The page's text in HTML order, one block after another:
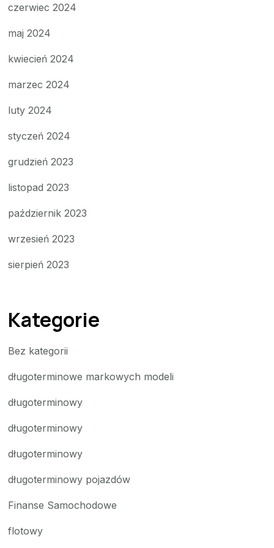
czerwiec 2024
maj 2024
kwiecień 2024
marzec 2024
luty 2024
styczeń 2024
grudzień 2023
listopad 2023
październik 2023
wrzesień 2023
sierpień 2023
Kategorie
Bez kategorii
długoterminowe markowych modeli
długoterminowy
długoterminowy
długoterminowy
długoterminowy pojazdów
Finanse Samochodowe
flotowy